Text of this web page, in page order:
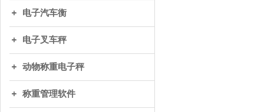
电子汽车衡
电子叉车秤
动物称重电子秤
称重管理软件